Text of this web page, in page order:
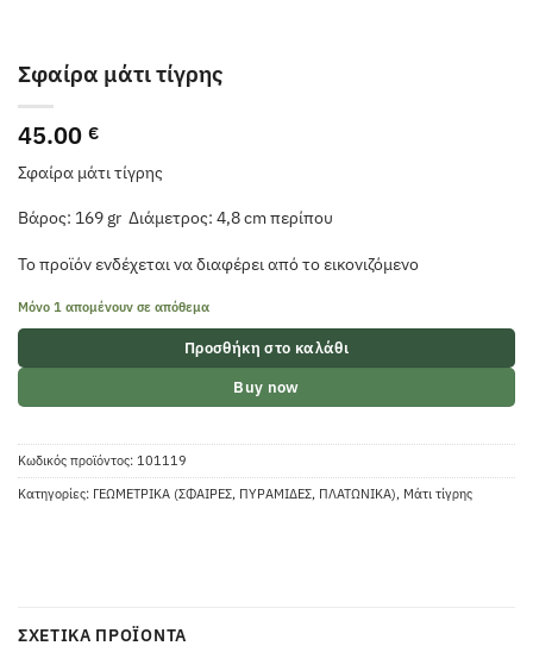
Σφαίρα μάτι τίγρης
45.00 €
Σφαίρα μάτι τίγρης
Βάρος: 169 gr Διάμετρος: 4,8 cm περίπου
Το προϊόν ενδέχεται να διαφέρει από το εικονιζόμενο
Μόνο 1 απομένουν σε απόθεμα
Προσθήκη στο καλάθι
Buy now
Κωδικός προϊόντος: 101119
Κατηγορίες: ΓΕΩΜΕΤΡΙΚΑ (ΣΦΑΙΡΕΣ, ΠΥΡΑΜΙΔΕΣ, ΠΛΑΤΩΝΙΚΑ), Μάτι τίγρης
ΣΧΕΤΙΚΆ ΠΡΟΪΌΝΤΑ